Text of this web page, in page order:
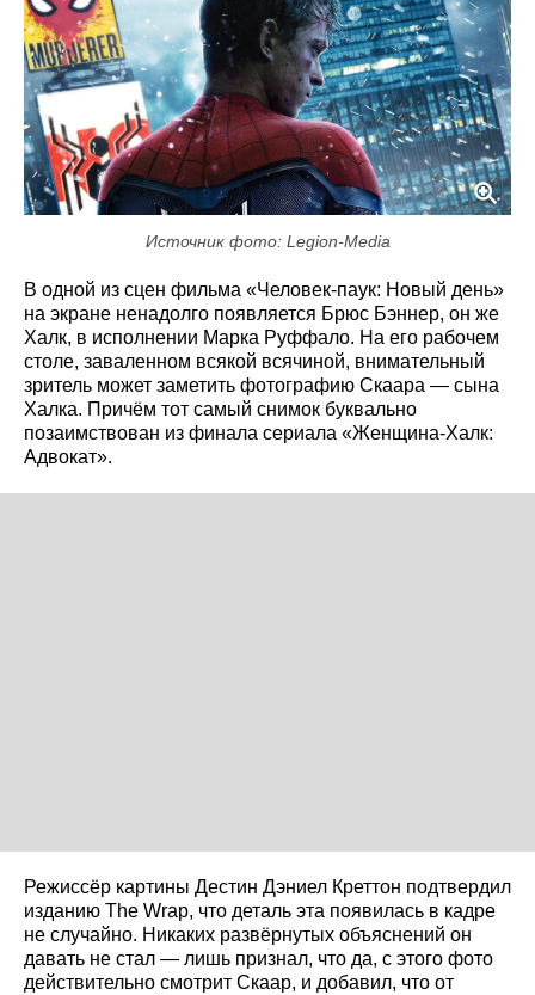
Источник фото: Legion-Media
В одной из сцен фильма «Человек-паук: Новый день»
на экране ненадолго появляется Брюс Бэннер, он же
Халк, в исполнении Марка Руффало. На его рабочем
столе, заваленном всякой всячиной, внимательный
зритель может заметить фотографию Скаара — сына
Халка. Причём тот самый снимок буквально
позаимствован из финала сериала «Женщина-Халк:
Адвокат».
Режиссёр картины Дестин Дэниел Креттон подтвердил
изданию The Wrap, что деталь эта появилась в кадре
не случайно. Никаких развёрнутых объяснений он
давать не стал — лишь признал, что да, с этого фото
действительно смотрит Скаар, и добавил, что от